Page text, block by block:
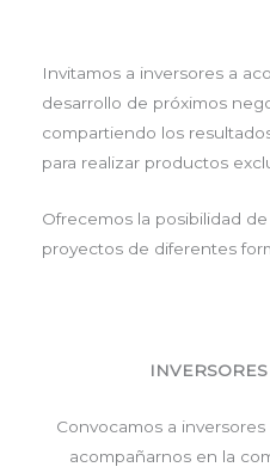
Invitamos a inversores a
desarrollo de próximos
compartiendo los
para realizar productos
Ofrecemos la posibilidad
proyectos de diferentes
Convocamos a
acompañarnos en la